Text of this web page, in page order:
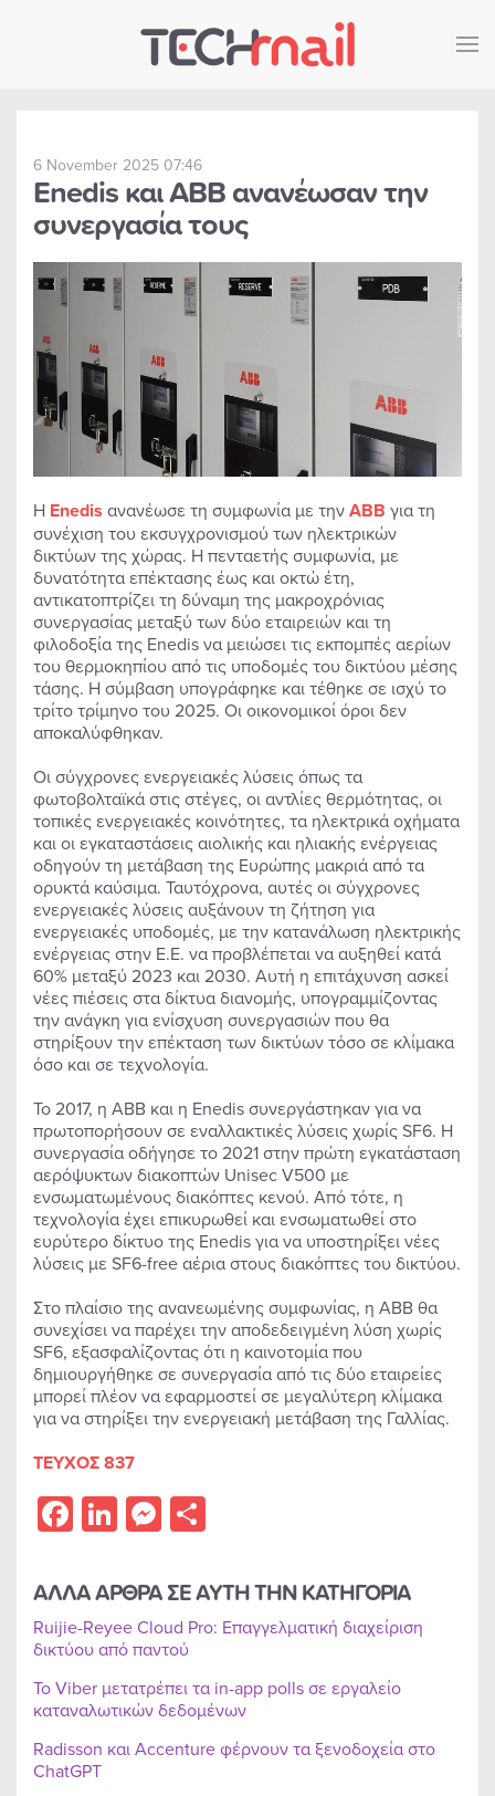
Skip to main content
6 November 2025 07:46
Enedis και ABB ανανέωσαν την
συνεργασία τους
Η Enedis ανανέωσε τη συμφωνία με τηνABB για τη
συνέχιση του εκσυγχρονισμού των ηλεκτρικών
δικτύων της χώρας. Η πενταετής συμφωνία, με
δυνατότητα επέκτασης έως και οκτώ έτη,
αντικατοπτρίζει τη δύναμη της μακροχρόνιας
συνεργασίας μεταξύ των δύο εταιρειών και τη
φιλοδοξία της Enedis να μειώσει τις εκπομπές αερίων
του θερμοκηπίου από τις υποδομές του δικτύου μέσης
τάσης. Η σύμβαση υπογράφηκε και τέθηκε σε ισχύ το
τρίτο τρίμηνο του 2025. Οι οικονομικοί όροι δεν
αποκαλύφθηκαν.
Οι σύγχρονες ενεργειακές λύσεις όπως τα
φωτοβολταϊκά στις στέγες, οι αντλίες θερμότητας, οι
τοπικές ενεργειακές κοινότητες, τα ηλεκτρικά οχήματα
και οι εγκαταστάσεις αιολικής και ηλιακής ενέργειας
οδηγούν τη μετάβαση της Ευρώπης μακριά από τα
ορυκτά καύσιμα. Ταυτόχρονα, αυτές οι σύγχρονες
ενεργειακές λύσεις αυξάνουν τη ζήτηση για
ενεργειακές υποδομές, με την κατανάλωση ηλεκτρικής
ενέργειας στην Ε.Ε. να προβλέπεται να αυξηθεί κατά
60% μεταξύ 2023 και 2030. Αυτή η επιτάχυνση ασκεί
νέες πιέσεις στα δίκτυα διανομής, υπογραμμίζοντας
την ανάγκη για ενίσχυση συνεργασιών που θα
στηρίξουν την επέκταση των δικτύων τόσο σε κλίμακα
όσο και σε τεχνολογία.
Το 2017, η ABB και η Enedis συνεργάστηκαν για να
πρωτοπορήσουν σε εναλλακτικές λύσεις χωρίς SF6. Η
συνεργασία οδήγησε το 2021 στην πρώτη εγκατάσταση
αερόψυκτων διακοπτών Unisec V500 με
ενσωματωμένους διακόπτες κενού. Από τότε, η
τεχνολογία έχει επικυρωθεί και ενσωματωθεί στο
ευρύτερο δίκτυο της Enedis για να υποστηρίξει νέες
λύσεις με SF6-free αέρια στους διακόπτες του δικτύου.
Στο πλαίσιο της ανανεωμένης συμφωνίας, η ABB θα
συνεχίσει να παρέχει την αποδεδειγμένη λύση χωρίς
SF6, εξασφαλίζοντας ότι η καινοτομία που
δημιουργήθηκε σε συνεργασία από τις δύο εταιρείες
μπορεί πλέον να εφαρμοστεί σε μεγαλύτερη κλίμακα
για να στηρίξει την ενεργειακή μετάβαση της Γαλλίας.
ΤΕΥΧΟΣ 837
Facebook
LinkedIn
Messenger
ΑΛΛΑ ΑΡΘΡΑ ΣΕ ΑΥΤΗ ΤΗΝ ΚΑΤΗΓΟΡΙΑ
Ruijie-Reyee Cloud Pro: Επαγγελματική διαχείριση
δικτύου από παντού
Το Viber μετατρέπει τα in-app polls σε εργαλείο
καταναλωτικών δεδομένων
Radisson και Accenture φέρνουν τα ξενοδοχεία στο
ChatGPT